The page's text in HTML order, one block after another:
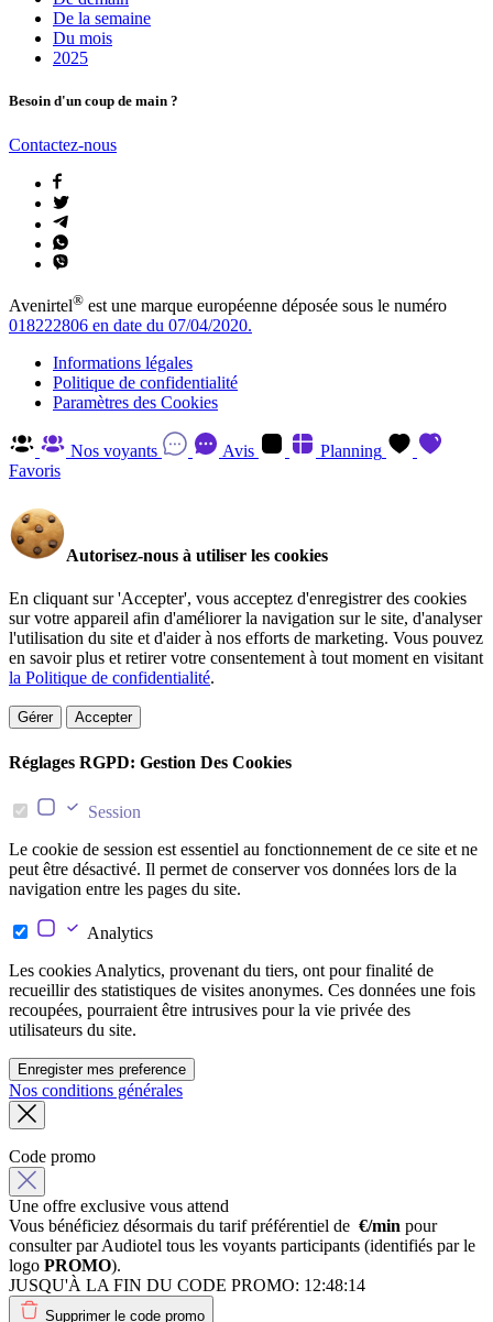
De la semaine
Du mois
2025
Besoin d'un coup de main ?
Contactez-nous
Avenirtel® est une marque européenne déposée sous le numéro
018222806 en date du 07/04/2020.
Informations légales
Politique de confidentialité
Paramètres des Cookies
Nos voyants Avis
Planning
Favoris
Autorisez-nous à utiliser les cookies
En cliquant sur 'Accepter', vous acceptez d'enregistrer des cookies
sur votre appareil afin d'améliorer la navigation sur le site, d'analyser
l'utilisation du site et d'aider à nos efforts de marketing. Vous pouvez
en savoir plus et retirer votre consentement à tout moment en visitant
la Politique de confidentialité.
Gérer Accepter
Réglages RGPD: Gestion Des Cookies
Session
Le cookie de session est essentiel au fonctionnement de ce site et ne
peut être désactivé. Il permet de conserver vos données lors de la
navigation entre les pages du site.
Analytics
Les cookies Analytics, provenant du tiers, ont pour finalité de
recueillir des statistiques de visites anonymes. Ces données une fois
recoupées, pourraient être intrusives pour la vie privée des
utilisateurs du site.
Enregister mes preference
Nos conditions générales
Code promo
Une offre exclusive vous attend
Vous bénéficiez désormais du tarif préférentiel de €/min pour
consulter par Audiotel tous les voyants participants (identifiés par le
logo PROMO).
JUSQU'À LA FIN DU CODE PROMO: 12:48:14
Supprimer le code promo